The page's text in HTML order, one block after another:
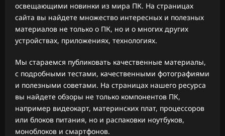
освещающими новинки из мира ПК. На страницах
сайта вы найдете множество интересных и полезных
материалов не только о ПК, но и о многих других
устройствах, приложениях, технологиях.
Мы стараемся публиковать качественные материалы,
с подробными тестами, качественными фотографиями
и полезными советами. На страницах нашего ресурса
вы найдете обзоры не только компонентов ПК,
например видеокарт, материнских плат, процессоров
или блоков питания, но и распаковки ноутбуков,
моноблоков и смартфонов.